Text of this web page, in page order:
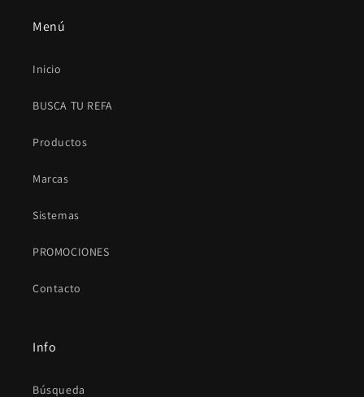
Menú
Inicio
BUSCA TU REFA
Productos
Marcas
Sistemas
PROMOCIONES
Contacto
Info
Búsqueda